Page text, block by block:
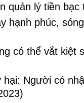
quản lý tiền
hạnh phúc,
có thể vắt kiệt
hại: Người có